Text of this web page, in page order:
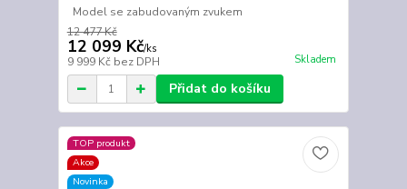
Model se zabudovaným zvukem
12 477 Kč
12 099 Kč/ks
9 999 Kč bez DPH Skladem
Přidat do košíku
TOP produkt
Akce
Novinka